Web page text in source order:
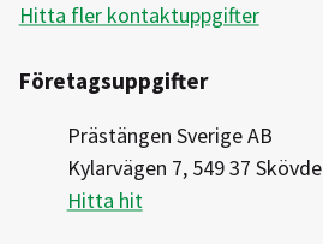
Hitta fler kontaktuppgifter
Företagsuppgifter
Prästängen Sverige AB
Kylarvägen 7, 549 37 Skövde
Hitta hit